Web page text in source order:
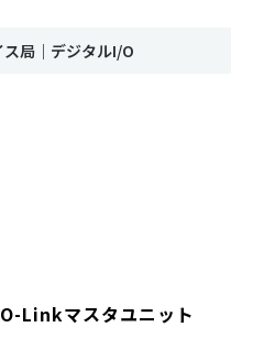
局｜デジタルI/O
Linkマスタユニット